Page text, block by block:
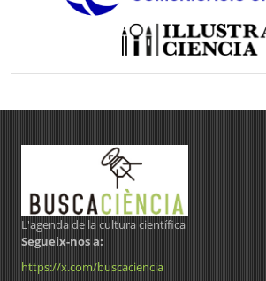
L'agenda de la cultura científica
Segueix-nos a:
https://x.com/buscaciencia